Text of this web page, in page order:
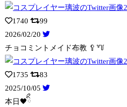
1740
99
2026/02/20
チョコミントメイド布教 🥄꒷꒦
1735
83
2025/10/05
本日🖤ིྀ